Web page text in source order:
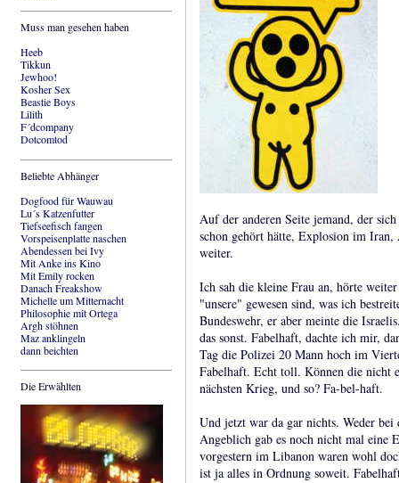
Muss man gesehen haben
Heeb
Tikkun
Jewhoo!
Kosher Sex
Beastie Boys
Lilith
F´dcompany
Dotcomtod
Beliebte Abhänger
Dogfood für Wauwau
Lu´s Katzenfutter
Tiefseefisch fangen
Vorspeisenplatte naschen
Abendessen bei Ivy
Mit Anke ins Kino
Mit Emily rocken
Danach Freakshow
Michelle um Mitternacht
Philosophie mit Ortega
Argh stöhnen
Maz anklingeln
dann beichten
Die Erwählten
Auf der anderen Seite jemand, der
schon gehört hätte, Explosion im Iran,
weiter.
Ich sah die kleine Frau an, hörte
"unsere" gewesen sind, was ich
Bundeswehr, er aber meinte die
das sonst. Fabelhaft, dachte ich mir,
Tag die Polizei 20 Mann hoch im
Fabelhaft. Echt toll. Können die nicht
nächsten Krieg, und so? Fa-bel-haft.
Und jetzt war da gar nichts. Weder bei
Angeblich gab es noch nicht mal eine
vorgestern im Libanon waren wohl
ist ja alles in Ordnung soweit.